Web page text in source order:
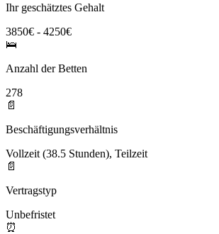
Ihr geschätztes Gehalt
3850€ - 4250€
🛌
Anzahl der Betten
278
📄
Beschäftigungsverhältnis
Vollzeit (38.5 Stunden), Teilzeit
📄
Vertragstyp
Unbefristet
⏰